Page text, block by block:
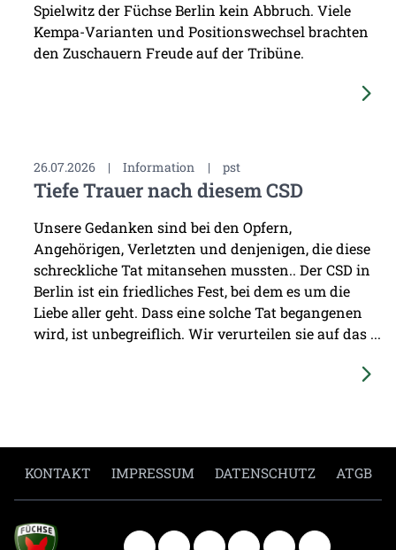
Spielwitz der Füchse Berlin kein Abbruch. Viele
Kempa-Varianten und Positionswechsel brachten
den Zuschauern Freude auf der Tribüne.
26.07.2026 | Information | pst
Tiefe Trauer nach diesem CSD
Unsere Gedanken sind bei den Opfern,
Angehörigen, Verletzten und denjenigen, die diese
schreckliche Tat mitansehen mussten.. Der CSD in
Berlin ist ein friedliches Fest, bei dem es um die
Liebe aller geht. Dass eine solche Tat begangenen
wird, ist unbegreiflich. Wir verurteilen sie auf das ...
KONTAKT IMPRESSUM DATENSCHUTZ ATGB